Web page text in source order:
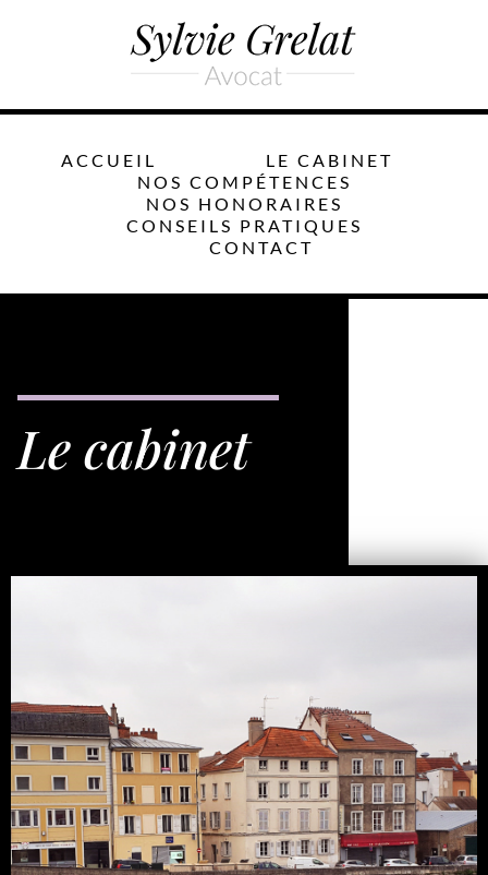
ACCUEIL
LE CABINET
NOS COMPÉTENCES
NOS HONORAIRES
CONSEILS PRATIQUES
CONTACT
Le cabinet